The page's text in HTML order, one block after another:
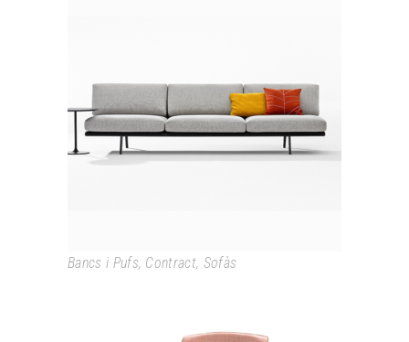
ZINTA
Bancs i Pufs, Contract, Sofàs